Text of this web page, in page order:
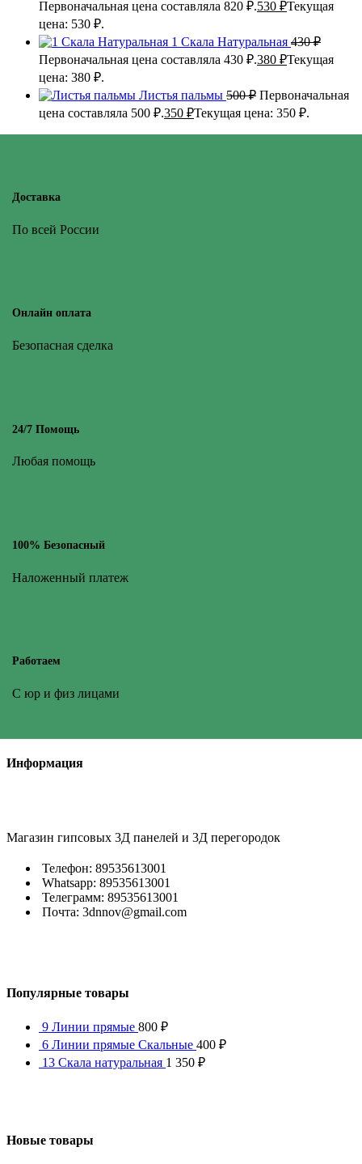
Первоначальная цена составляла 820 ₽.530 ₽Текущая
цена: 530 ₽.
1 Скала Натуральная 430₽
Первоначальная цена составляла 430 ₽.380 ₽Текущая
цена: 380 ₽.
Листья пальмы 500₽ Первоначальная
цена составляла 500 ₽.350 ₽Текущая цена: 350 ₽.
Доставка
По всей России
Онлайн оплата
Безопасная сделка
24/7 Помощь
Любая помощь
100% Безопасный
Наложенный платеж
Работаем
С юр и физ лицами
Информация
Магазин гипсовых 3Д панелей и 3Д перегородок
Телефон: 89535613001
Whatsapp: 89535613001
Телеграмм: 89535613001
Почта: 3dnnov@gmail.com
Популярные товары
9 Линии прямые 800 ₽
6 Линии прямые Скальные 400 ₽
13 Скала натуральная 1 350 ₽
Новые товары